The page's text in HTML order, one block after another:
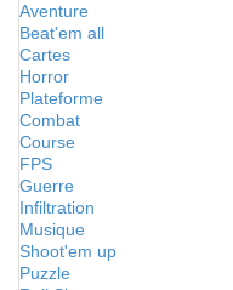
Aventure
Beat'em all
Cartes
Horror
Plateforme
Combat
Course
FPS
Guerre
Infiltration
Musique
Shoot'em up
Puzzle